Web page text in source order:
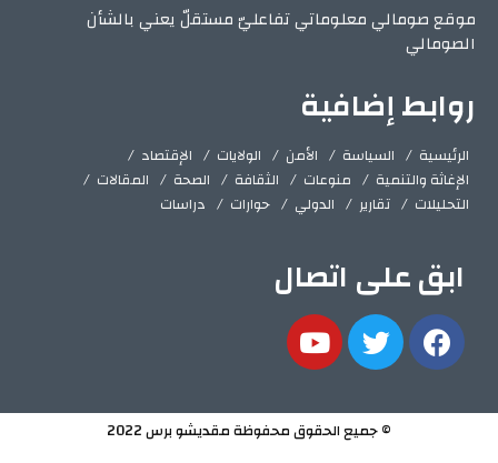
موقع صومالي معلوماتي تفاعليّ مستقلّ يعني بالشأن
الصومالي
روابط إضافية
الرئيسية السياسة الأمن الولايات
الإقتصاد
الإغاثة والتنمية
منوعات الثقافة الصحة
المقالات
التحليلات
تقارير الدولي حوارات دراسات
ابق على اتصال
© جميع الحقوق محفوظة مقديشو برس 2022